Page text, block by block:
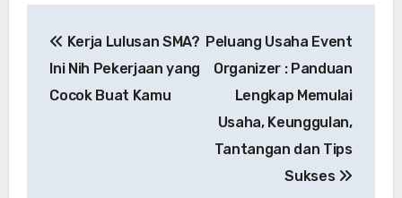
pos
Kerja Lulusan SMA?
Ini Nih Pekerjaan yang
Cocok Buat Kamu
Peluang Usaha Event
Organizer : Panduan
Lengkap Memulai
Usaha, Keunggulan,
Tantangan dan Tips
Sukses